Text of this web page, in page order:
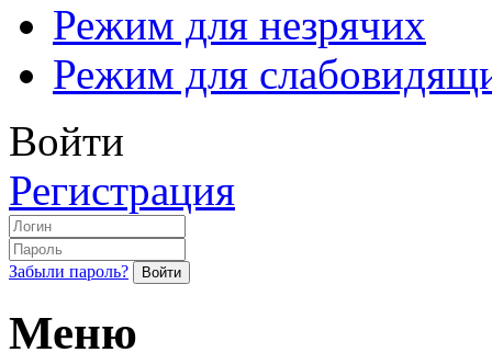
Режим для незрячих
Режим для
Войти
Регистрация
Забыли пароль?
Меню